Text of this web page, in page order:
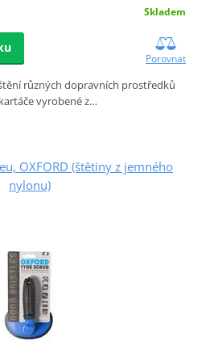
Skladem
Porovnat
různých dopravních prostředků
vyrobené z…
OXFORD (štětiny z jemného
nylonu)